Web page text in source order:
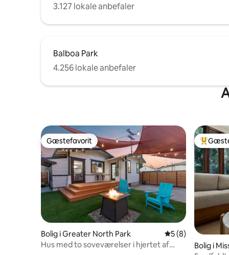
3.127 lokale anbefaler
Balboa Park
4.256 lokale anbefaler
Gæstefavorit
Gæstefavorit
Bolig i Greater North Park 5 ud af 5 i
5 (8)
Hus med to soveværelser i hjertet af
Bedste
Bolig i